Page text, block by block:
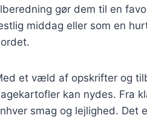
gør dem til en
middag eller som en
et væld af opskrifter og
kan nydes. Fra
smag og lejlighed. Det